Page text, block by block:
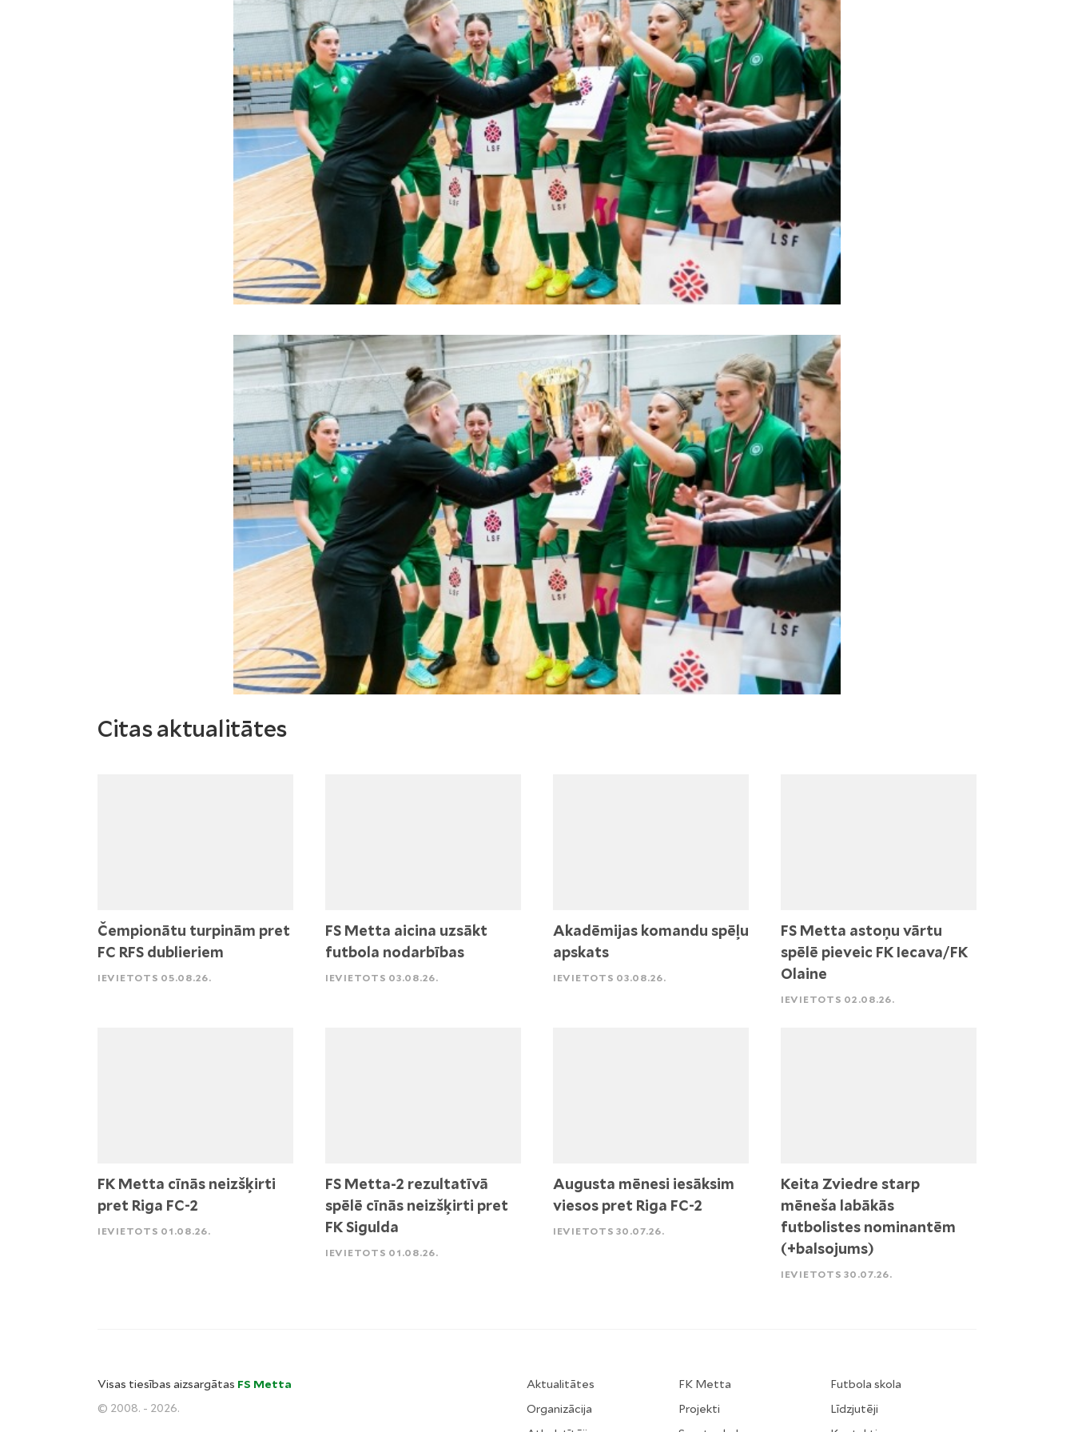
Citas aktualitātes
Čempionātu turpinām pret
FC RFS dublieriem
IEVIETOTS 05.08.26.
FS Metta aicina uzsākt
futbola nodarbības
IEVIETOTS 03.08.26.
Akadēmijas komandu spēļu
apskats
IEVIETOTS 03.08.26.
FS Metta astoņu vārtu
spēlē pieveic FK Iecava/FK
Olaine
IEVIETOTS 02.08.26.
FK Metta cīnās neizšķirti
pret Riga FC-2
IEVIETOTS 01.08.26.
FS Metta-2 rezultatīvā
spēlē cīnās neizšķirti pret
FK Sigulda
IEVIETOTS 01.08.26.
Augusta mēnesi iesāksim
viesos pret Riga FC-2
IEVIETOTS 30.07.26.
Keita Zviedre starp
mēneša labākās
futbolistes nominantēm
(+balsojums)
IEVIETOTS 30.07.26.
Visas tiesības aizsargātas FS Metta
© 2008. - 2026.
Aktualitātes
Organizācija
FK Metta
Projekti
Futbola skola
Līdzjutēji